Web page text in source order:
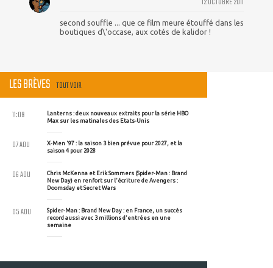
second souffle ... que ce film meure étouffé dans les
boutiques d\'occase, aux cotés de kalidor !
LES BRÈVES TOUT VOIR
Lanterns : deux nouveaux extraits pour la série HBO
Max sur les matinales des Etats-Unis
11:09
X-Men '97 : la saison 3 bien prévue pour 2027, et la
saison 4 pour 2028
07 AOU
Chris McKenna et Erik Sommers (Spider-Man : Brand
New Day) en renfort sur l'écriture de Avengers :
Doomsday et Secret Wars
06 AOU
Spider-Man : Brand New Day : en France, un succès
record aussi avec 3 millions d'entrées en une
semaine
05 AOU